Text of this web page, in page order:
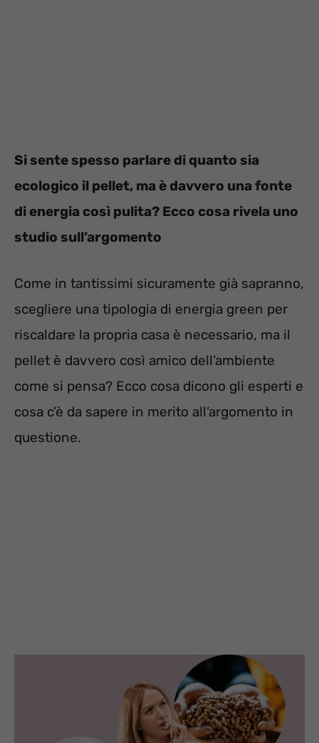
Si sente spesso parlare di quanto sia
ecologico il pellet, ma è davvero una fonte
di energia così pulita? Ecco cosa rivela uno
studio sull’argomento
Come in tantissimi sicuramente già sapranno,
scegliere una tipologia di energia green per
riscaldare la propria casa è necessario, ma il
pellet è davvero così amico dell’ambiente
come si pensa? Ecco cosa dicono gli esperti e
cosa c’è da sapere in merito all’argomento in
questione.